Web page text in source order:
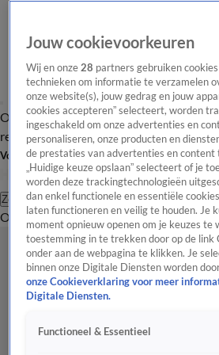
Overzicht Laatste nieuws Regionieuws Het
redactie
Volg Hart van Nederland
Zoeken
OverzichtRegioUitzendingenWeerTip
Jouw cookievoorkeuren
Wij en onze28 partners gebruiken
technieken om informatie te verzamelen
onze website(s), jouw gedrag en jouw
cookies accepteren” selecteert, worden
ingeschakeld om onze advertenties en
personaliseren, onze producten en
de prestaties van advertenties en content
„Huidige keuze opslaan” selecteert of je
worden deze trackingtechnologieën
dan enkel functionele en essentiële
laten functioneren en veilig te houden. Je
moment opnieuw openen om je keuzes te
toestemming in te trekken door op de link
onder aan de webpagina te klikken. Je
binnen onze Digitale Diensten worden
onze Cookieverklaring voor meer
Digitale Diensten.
Functioneel & Essentieel